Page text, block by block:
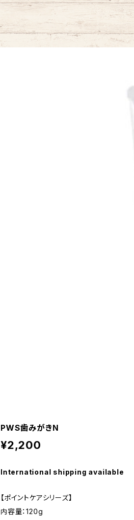
PWS歯みがきN
¥2,200
International shipping available
【ポイントケアシリーズ】
内容量：120g